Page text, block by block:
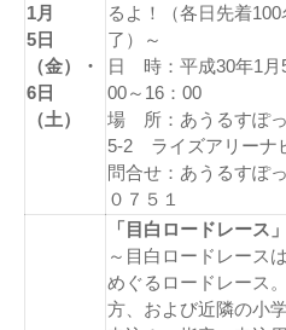
1月
5日
（金）・
6日
（土）
るよ！（各日先着
了）～
日 時：平成30年1月
00～16：00
場 所：あうるすぽ
5-2 ライズアリーナ
問合せ：あうるす
０７５１
「目白ロードレース
～目白ロードレース
めぐるロードレース
方、および近隣の小